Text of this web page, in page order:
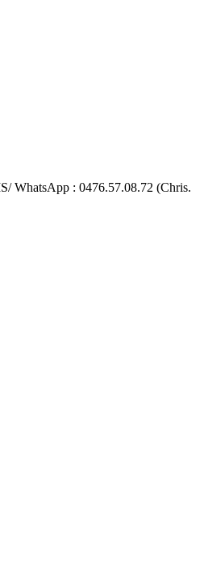
WhatsApp : 0476.57.08.72 (Chris.